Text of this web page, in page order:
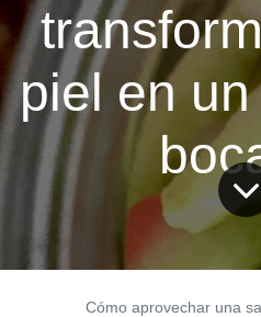
piel en
Cómo aprovechar una sandía al